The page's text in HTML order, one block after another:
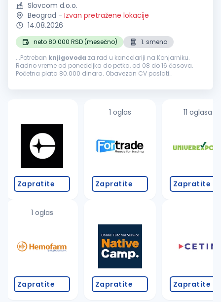
Slovcom d.o.o.
Beograd - Izvan pretražene lokacije
14.08.2026
neto 80.000 RSD (mesečno)
1. smena
...Potreban knjigovođa za rad u kancelariji na Konjarniku.
Radno vreme od ponedeljka do petka, od 08 do 16 časova.
Početna plata 80.000 dinara. Obavezan CV poslati
Zapratite
1 oglas
Zapratite
1 oglas
Zapratite
Zapratite
11 oglasa
Zapratite
Zapratite